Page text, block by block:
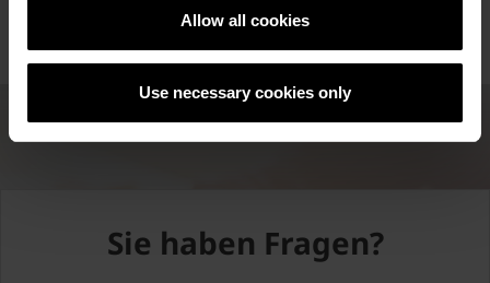
Allow all cookies
Use necessary cookies only
Sie haben Fragen?